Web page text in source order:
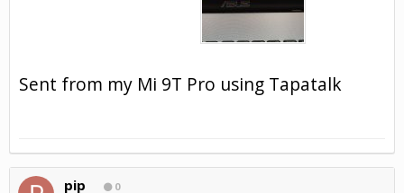
Sent from my Mi 9T Pro using Tapatalk
pip 0